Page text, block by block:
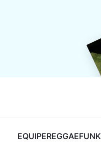
8 mil
EQUIPEREGGAEFUNK